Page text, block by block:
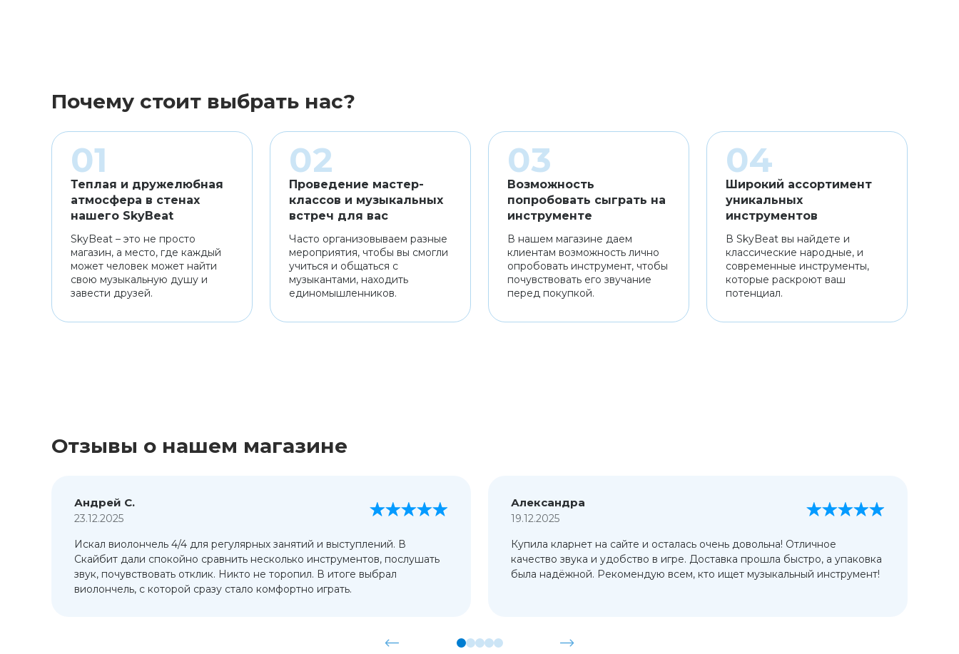
Почему стоит выбрать нас?
Теплая и дружелюбная
атмосфера в стенах
нашего SkyBeat
SkyBeat – это не просто
магазин, а место, где каждый
может человек может найти
свою музыкальную душу и
завести друзей.
Проведение мастер-
классов и музыкальных
встреч для вас
Часто организовываем разные
мероприятия, чтобы вы смогли
учиться и общаться с
музыкантами, находить
единомышленников.
Возможность
попробовать сыграть на
инструменте
В нашем магазине даем
клиентам возможность лично
опробовать инструмент, чтобы
почувствовать его звучание
перед покупкой.
Широкий ассортимент
уникальных
инструментов
В SkyBeat вы найдете и
классические народные, и
современные инструменты,
которые раскроют ваш
потенциал.
Отзывы о нашем магазине
Андрей С.
23.12.2025
Искал виолончель 4/4 для регулярных занятий и выступлений. В
Скайбит дали спокойно сравнить несколько инструментов, послушать
звук, почувствовать отклик. Никто не торопил. В итоге выбрал
виолончель, с которой сразу стало комфортно играть.
Александра
19.12.2025
Купила кларнет на сайте и осталась очень довольна! Отличное
качество звука и удобство в игре. Доставка прошла быстро, а упаковка
была надёжной. Рекомендую всем, кто ищет музыкальный инструмент!